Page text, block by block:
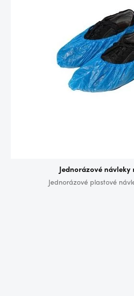
Jednorázové návleky
Jednorázové plastové